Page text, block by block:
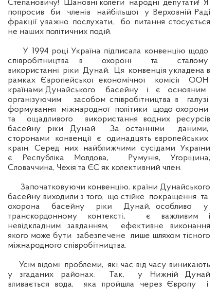
Степановичу! Шановні колеги народні депутати! Я
попросив би членів найбільшої у Верховній Раді
фракції уважно послухати, бо питання стосується
не наших політичних подій.
У 1994 році Україна підписала конвенцію щодо
співробітництва в охороні та сталому
використанні ріки Дунай. Ця конвенція укладена в
рамках Європейської економічної комісії ООН
країнами Дунайського басейну і є основним
організуючим засобом співробітництва в галузі
формування міжнародної політики щодо охорони
та ощадливого використання водних ресурсів
басейну ріки Дунай. За останніми даними,
сторонами конвенції є одинадцять європейських
країн. Серед них найближчими сусідами України
є Республіка Молдова, Румунія, Угорщина,
Словаччина, Чехія та ЄС як колективний член.
Започатковуючи конвенцію, країни Дунайського
басейну виходили з того, що стійке покращення та
охорона басейну ріки Дунай, особливо у
транскордонному контексті, є важливим і
невідкладним завданням, ефективне виконання
якого може бути забезпечене лише шляхом тісного
міжнародного співробітництва.
Усім відомі проблеми, які час від часу виникають
у згаданих районах. Так, у Нижній Дунай
вливається вода, яка пройшла через Європу і